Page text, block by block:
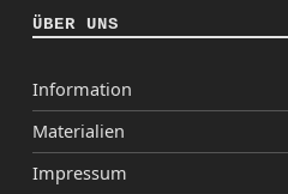
ÜBER UNS
Information
Materialien
Impressum